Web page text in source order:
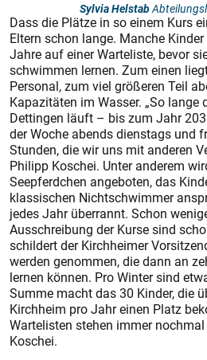
Sylvia Helstab
Dass die Plätze in so einem Kurs
Eltern schon lange. Manche
Jahre auf einer Warteliste, bevor
schwimmen lernen. Zum einen
Personal, zum viel größeren Teil
Kapazitäten im Wasser. „So lange
Dettingen läuft – bis zum Jahr
der Woche abends dienstags und
Stunden, die wir uns mit anderen
Philipp Koschei. Unter anderem
Seepferdchen angeboten, das
klassischen Nichtschwimmer
jedes Jahr überrannt. Schon
Ausschreibung der Kurse sind
schildert der Kirchheimer
werden genommen, die dann an
lernen können. Pro Winter sind
Summe macht das 30 Kinder, die
Kirchheim pro Jahr einen Platz
Wartelisten stehen immer
Koschei.